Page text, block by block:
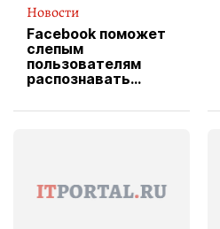
Новости
Facebook поможет
слепым
пользователям
распознавать